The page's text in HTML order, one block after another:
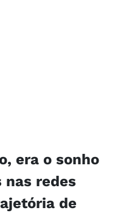
era o sonho
redes
de